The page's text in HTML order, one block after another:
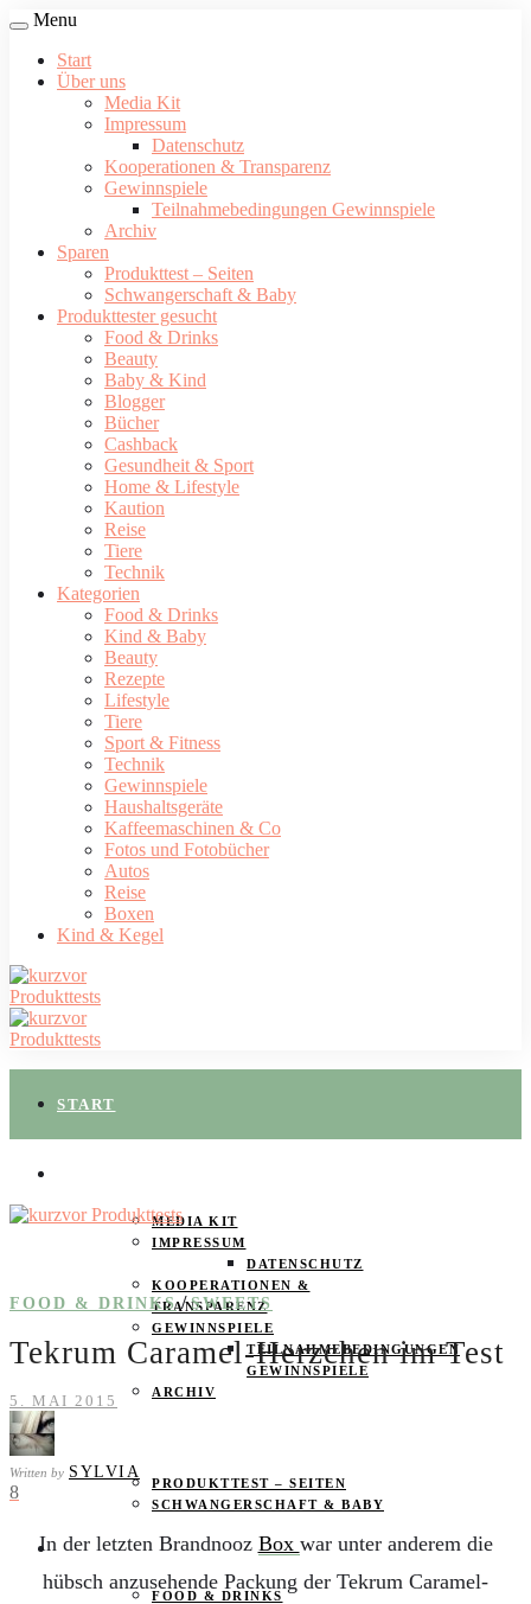
Menu
Start
Über uns
Media Kit
Impressum
Datenschutz
Kooperationen & Transparenz
Gewinnspiele
Teilnahmebedingungen Gewinnspiele
Archiv
Sparen
Produkttest – Seiten
Schwangerschaft & Baby
Produkttester gesucht
Food & Drinks
Beauty
Baby & Kind
Blogger
Bücher
Cashback
Gesundheit & Sport
Home & Lifestyle
Kaution
Reise
Tiere
Technik
Kategorien
Food & Drinks
Kind & Baby
Beauty
Rezepte
Lifestyle
Tiere
Sport & Fitness
Technik
Gewinnspiele
Haushaltsgeräte
Kaffeemaschinen & Co
Fotos und Fotobücher
Autos
Reise
Boxen
Kind & Kegel
START
MEDIA KIT
IMPRESSUM
DATENSCHUTZ
KOOPERATIONEN &
TRANSPARENZ
GEWINNSPIELE
TEILNAHMEBEDINGUNGEN
GEWINNSPIELE
ARCHIV
PRODUKTTEST – SEITEN
SCHWANGERSCHAFT & BABY
PRODUKTTESTER GESUCHT
FOOD & DRINKS
FOOD & DRINKS / SWEETS
Tekrum Caramel-Herzchen im Test
5. MAI 2015
Written by SYLVIA
8
In der letzten Brandnooz Box war unter anderem die
hübsch anzusehende Packung der Tekrum Caramel-